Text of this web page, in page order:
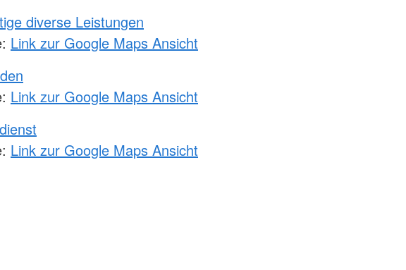
diverse Leistungen
Link zur Google Maps Ansicht
Link zur Google Maps Ansicht
Link zur Google Maps Ansicht